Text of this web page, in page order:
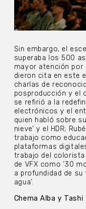
Sin embargo, el
superaba los 500
mayor atención por
dieron cita en este
charlas de
posproducción y el
se refirió a la
electrónicos y el
quien habló sobre
nieve’ y el HDR;
trabajo como
plataformas
trabajo del
de VFX como ’30
a profundidad de su
agua’.
Chema Alba y Tashi